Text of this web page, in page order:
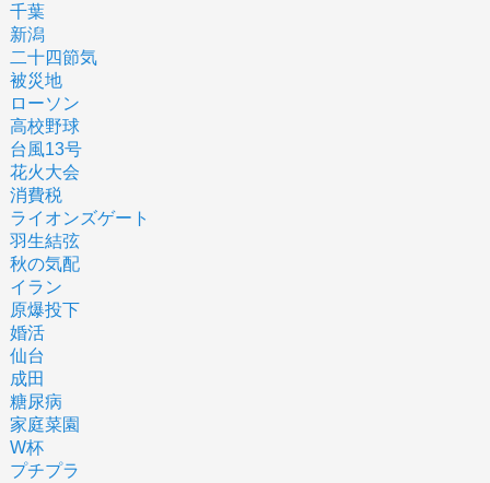
千葉
新潟
二十四節気
被災地
ローソン
高校野球
台風13号
花火大会
消費税
ライオンズゲート
羽生結弦
秋の気配
イラン
原爆投下
婚活
仙台
成田
糖尿病
家庭菜園
W杯
プチプラ